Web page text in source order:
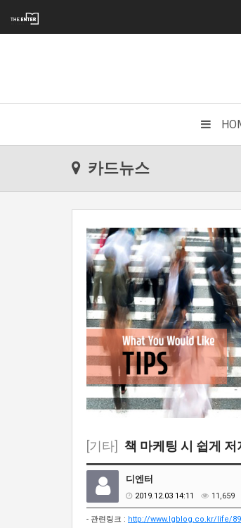
카드뉴스
[기타] 책 마케팅 시 쉽게
디엔터
2019.12.03 14:11 11,659
- 관련링크 : http://www.lgblog.co.kr/life/